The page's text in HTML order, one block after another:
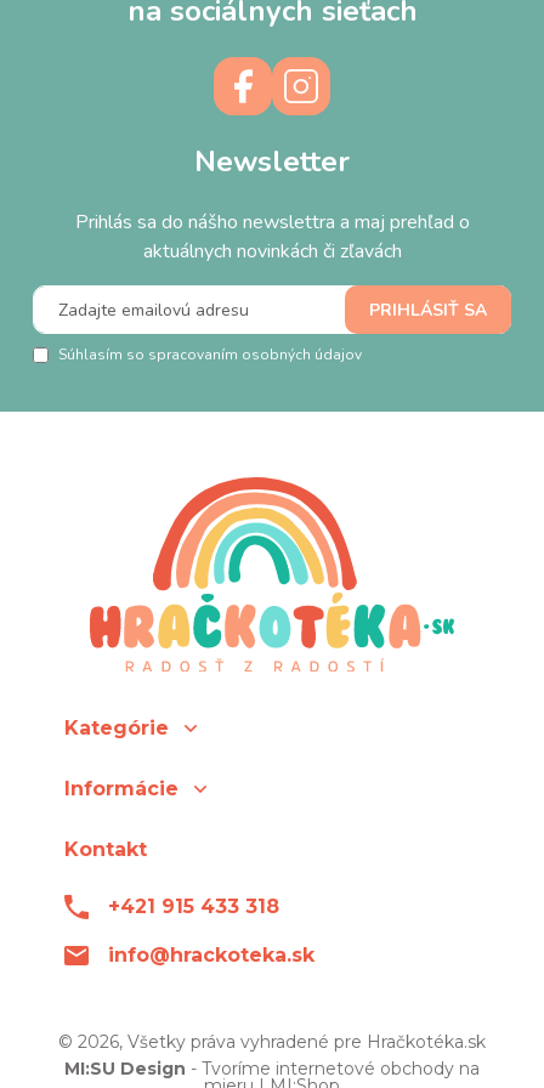
na sociálnych sieťach
Newsletter
Prihlás sa do nášho newslettra a maj prehľad o
aktuálnych novinkách či zľavách
Súhlasím so spracovaním osobných údajov
Kategórie
Informácie
Kontakt
+421 915 433 318
info@hrackoteka.sk
© 2026, Všetky práva vyhradené pre Hračkotéka.sk
MI:SU Design - Tvoríme internetové obchody na